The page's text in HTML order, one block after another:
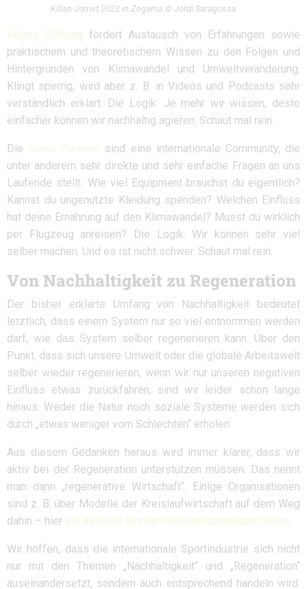
Kilian Jornet 2022 in Zegama © Jordi Saragossa
Kilians Stiftung fördert Austausch von Erfahrungen sowie
praktischem und theoretischem Wissen zu den Folgen und
Hintergründen von Klimawandel und Umweltveränderung.
Klingt sperrig, wird aber z. B. in Videos und Podcasts sehr
verständlich erklärt. Die Logik: Je mehr wir wissen, desto
einfacher können wir nachhaltig agieren. Schaut mal rein.
Die Green Runners sind eine internationale Community, die
unter anderem sehr direkte und sehr einfache Fragen an uns
Laufende stellt. Wie viel Equipment brauchst du eigentlich?
Kannst du ungenutzte Kleidung spenden? Welchen Einfluss
hat deine Ernährung auf den Klimawandel? Musst du wirklich
per Flugzeug anreisen? Die Logik: Wir können sehr viel
selber machen. Und es ist nicht schwer. Schaut mal rein.
Von Nachhaltigkeit zu Regeneration
Der bisher erklärte Umfang von Nachhaltigkeit bedeutet
letztlich, dass einem System nur so viel entnommen werden
darf, wie das System selber regenerieren kann. Über den
Punkt, dass sich unsere Umwelt oder die globale Arbeitswelt
selber wieder regenerieren, wenn wir nur unseren negativen
Einfluss etwas zurückfahren, sind wir leider schon lange
hinaus. Weder die Natur noch soziale Systeme werden sich
durch „etwas weniger vom Schlechten“ erholen.
Aus diesem Gedanken heraus wird immer klarer, dass wir
aktiv bei der Regeneration unterstützen müssen. Das nennt
man dann „regenerative Wirtschaft“. Einige Organisationen
sind z. B. über Modelle der Kreislaufwirtschaft auf dem Weg
dahin – hier ein Beispiel aus dem deutschsprachigen Raum.
Wir hoffen, dass die internationale Sportindustrie sich nicht
nur mit den Themen „Nachhaltigkeit“ und „Regeneration“
auseinandersetzt, sondern auch entsprechend handeln wird.